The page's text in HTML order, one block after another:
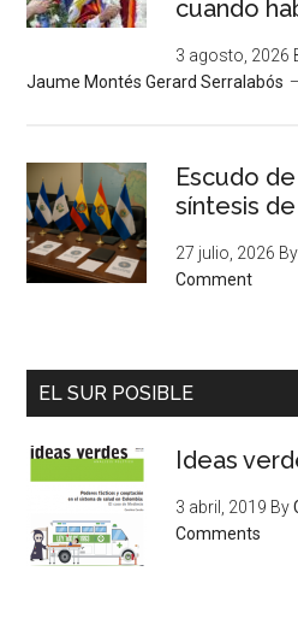
cuando
3 agosto, 2026
Jaume Montés Gerard Serralabós
Escudo
síntesis
27 julio, 2026
Comment
EL SUR POSIBLE
Ideas
3 abril, 2019 By
Comments